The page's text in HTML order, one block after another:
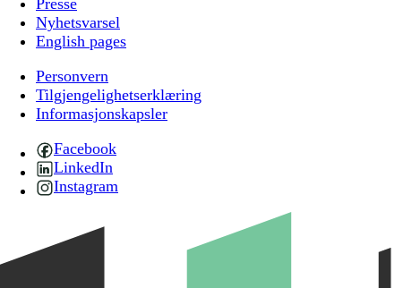
Presse
Nyhetsvarsel
English pages
Personvern
Tilgjengelighetserklæring
Informasjonskapsler
Facebook
LinkedIn
Instagram